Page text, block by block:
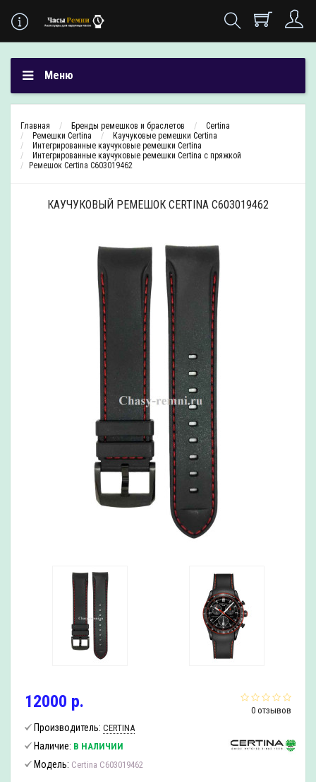
Меню
Главная Бренды ремешков и браслетов
Certina
Ремешки Certina
Каучуковые ремешки Certina
Интегрированные каучуковые ремешки Certina
Интегрированные каучуковые ремешки Certina с пряжкой
Ремешок Certina C603019462
КАУЧУКОВЫЙ РЕМЕШОК CERTINA C603019462
0 отзывов
12000 р.
Производитель: CERTINA
Наличие: В НАЛИЧИИ
Модель: Certina C603019462